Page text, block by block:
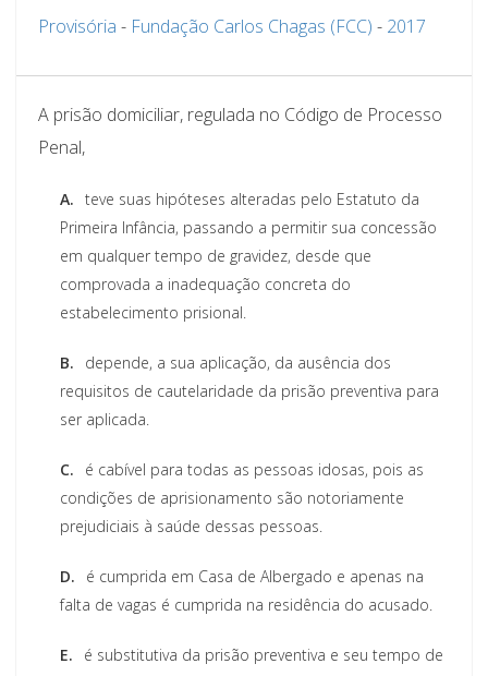
Provisória - Fundação Carlos Chagas (FCC) - 2017
A prisão domiciliar, regulada no Código de Processo
Penal,
A. teve suas hipóteses alteradas pelo Estatuto da
Primeira Infância, passando a permitir sua concessão
em qualquer tempo de gravidez, desde que
comprovada a inadequação concreta do
estabelecimento prisional.
B.
depende, a sua aplicação, da ausência dos
requisitos de cautelaridade da prisão preventiva para
ser aplicada.
C.
é cabível para todas as pessoas idosas, pois as
condições de aprisionamento são notoriamente
prejudiciais à saúde dessas pessoas.
D.
é cumprida em Casa de Albergado e apenas na
falta de vagas é cumprida na residência do acusado.
E.
é substitutiva da prisão preventiva e seu tempo de